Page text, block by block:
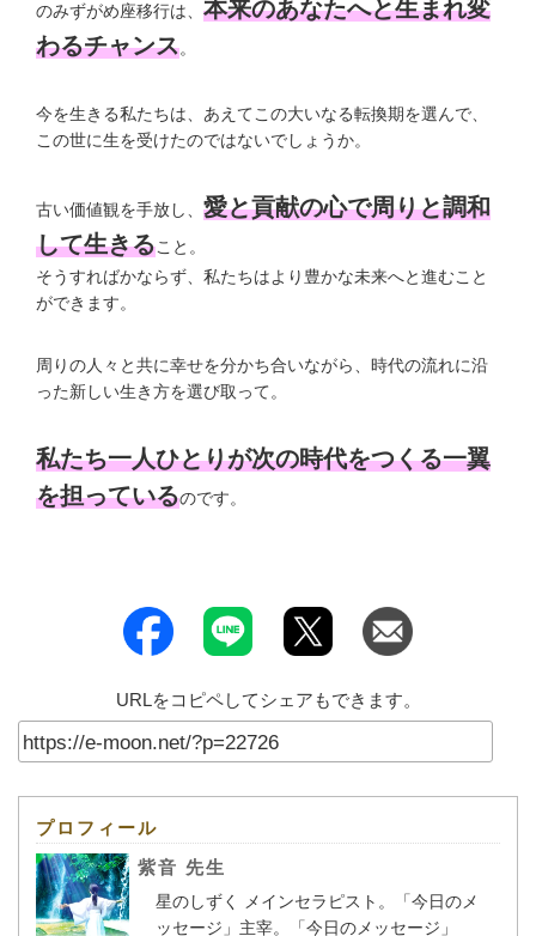
のみずがめ座移行は、 本来のあなたへと生まれ変
わるチャンス。
今を生きる私たちは、あえてこの大いなる転換期を選んで、
この世に生を受けたのではないでしょうか。
古い価値観を手放し、 愛と貢献の心で周りと調和
して生きること。
そうすればかならず、私たちはより豊かな未来へと進むこと
ができます。
周りの人々と共に幸せを分かち合いながら、時代の流れに沿
った新しい生き方を選び取って。
私たち一人ひとりが次の時代をつくる一翼
を担っているのです。
URLをコピペしてシェアもできます。
プロフィール
紫音 先生
星のしずく メインセラピスト。「今日のメ
ッセージ」主宰。「今日のメッセージ」